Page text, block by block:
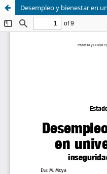
Desempleo y bienestar en